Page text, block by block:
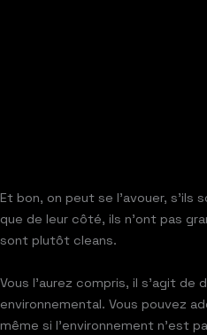
Et bon, on peut se l’avouer, s’ils
que de leur côté, ils n’ont pas
sont plutôt cleans.
Vous l’aurez compris, il s’agit
environnemental. Vous pouvez
même si l’environnement n’est